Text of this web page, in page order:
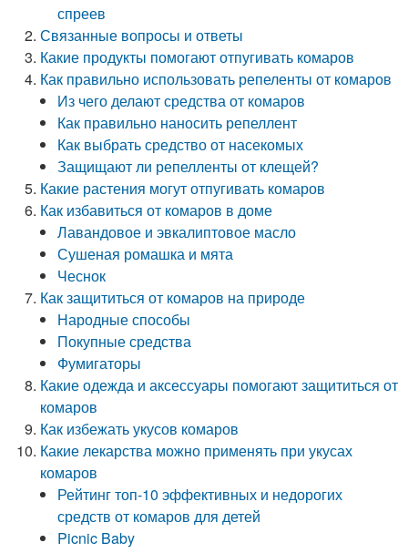
спреев
Связанные вопросы и ответы
Какие продукты помогают отпугивать комаров
Как правильно использовать репеленты от комаров
Из чего делают средства от комаров
Как правильно наносить репеллент
Как выбрать средство от насекомых
Защищают ли репелленты от клещей?
Какие растения могут отпугивать комаров
Как избавиться от комаров в доме
Лавандовое и эвкалиптовое масло
Сушеная ромашка и мята
Чеснок
Как защититься от комаров на природе
Народные способы
Покупные средства
Фумигаторы
Какие одежда и аксессуары помогают защититься от
комаров
Как избежать укусов комаров
Какие лекарства можно применять при укусах
комаров
Рейтинг топ-10 эффективных и недорогих
средств от комаров для детей
Picnic Baby